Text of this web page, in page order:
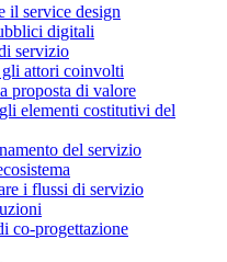
il service design
digitali
servizio
attori coinvolti
proposta di valore
elementi costitutivi del
del servizio
i flussi di servizio
co-progettazione